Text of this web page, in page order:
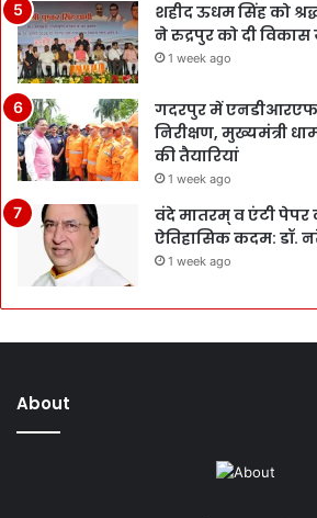
शहीद ऊधम सिंह को
ने रुद्रपुर को दी
1 week ago
गदरपुर में
निरीक्षण, मुख्यमंत्री
की तैयारियां
1 week ago
वंदे मातरम् व एंटी
ऐतिहासिक कदम: डॉ.
1 week ago
About